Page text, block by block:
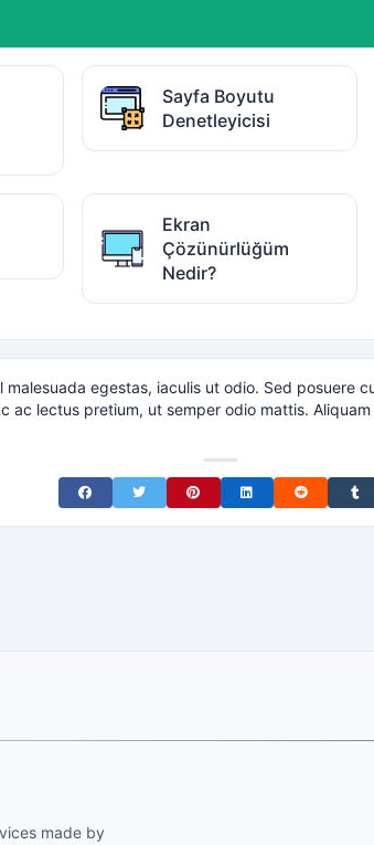
Sayfa Boyutu
Denetleyicisi
Ekran
Çözünürlüğüm
Nedir?
malesuada egestas, iaculis ut odio. Sed posuere
ac lectus pretium, ut semper odio mattis.
Share on Facebook
Share on TwitterShare on Pinterest
Share on LinkedIn
Share on
made by